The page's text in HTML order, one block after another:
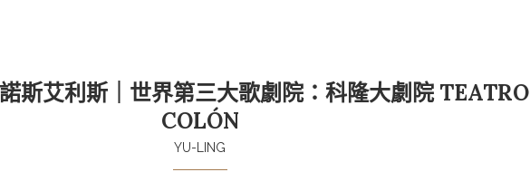
斯艾利斯｜世界第三大歌劇院：科隆大劇院 TEATRO
COLÓN
YU-LING